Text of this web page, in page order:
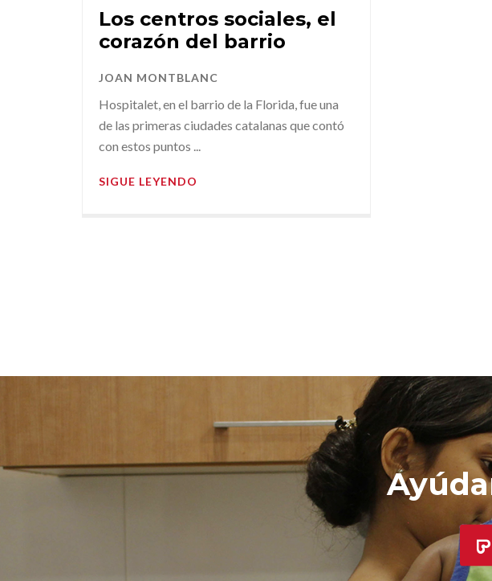
Los centros sociales, el
corazón del barrio
JOAN MONTBLANC
Hospitalet, en el barrio de la Florida, fue una
de las primeras ciudades catalanas que contó
con estos puntos ...
SIGUE LEYENDO